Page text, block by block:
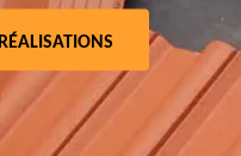
RÉALISATIONS